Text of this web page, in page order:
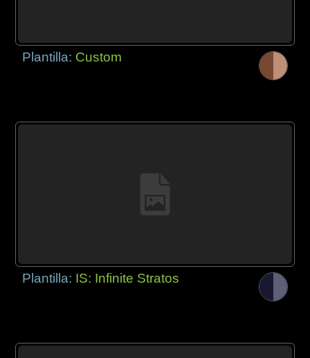
Plantilla: Custom
Plantilla: IS: Infinite Stratos